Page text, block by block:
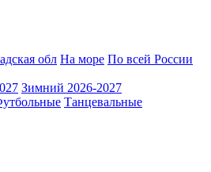
обл На море По всей России
Зимний 2026-2027
Танцевальные